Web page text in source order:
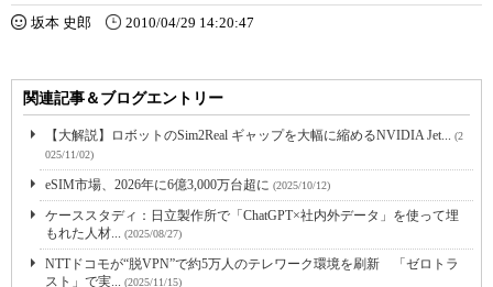
坂本 史郎 2010/04/29 14:20:47
関連記事＆ブログエントリー
【大解説】ロボットのSim2Real ギャップを大幅に縮めるNVIDIA Jet... (2
025/11/02)
eSIM市場、2026年に6億3,000万台超に (2025/10/12)
ケーススタディ：日立製作所で「ChatGPT×社内外データ」を使って埋
もれた人材... (2025/08/27)
NTTドコモが“脱VPN”で約5万人のテレワーク環境を刷新 「ゼロトラ
スト」で実... (2025/11/15)